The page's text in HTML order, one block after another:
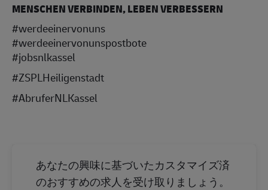
MENSCHEN VERBINDEN, LEBEN VERBESSERN
#werdeeinervonuns
#werdeeinervonunspostbote
#jobsnlkassel
#ZSPLHeiligenstadt
#AbruferNLKassel
あなたの興味に基づいたカスタマイズ済
のおすすめの求人を受け取りましょう。